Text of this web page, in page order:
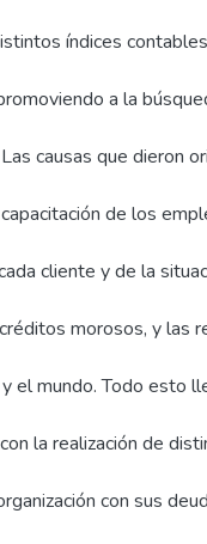
índices
a la
causas que dieron
de los
cliente y de la
morosos, y las
el mundo. Todo esto
la realización de
con sus